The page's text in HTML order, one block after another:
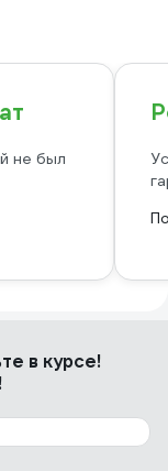
не был
в курсе!